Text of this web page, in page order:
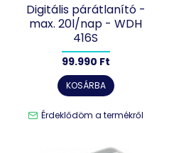
Digitális párátlanító -
max. 20l/nap - WDH
416S
99.990 Ft
KOSÁRBA
Érdeklődöm a termékről